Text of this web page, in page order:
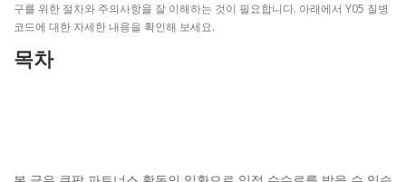
구를 위한 절차와 주의사항을 잘 이해하는 것이 필요합니다. 아래에서 Y05 질병
코드에 대한 자세한 내용을 확인해 보세요.
목차